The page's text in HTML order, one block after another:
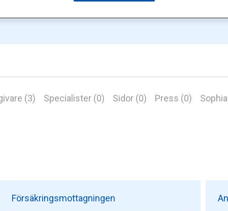
(3) Specialister (0) Sidor (0) Press (0)
Försäkringsmottagningen